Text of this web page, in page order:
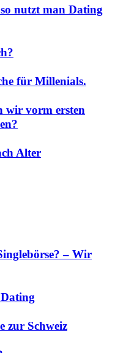
nutzt man Dating
für Millenials.
wir vorm ersten
Alter
– Wir
zur Schweiz